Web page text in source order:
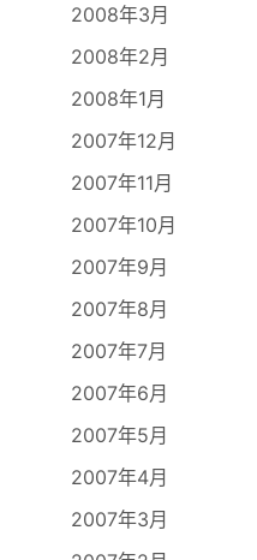
2008年3月
2008年2月
2008年1月
2007年12月
2007年11月
2007年10月
2007年9月
2007年8月
2007年7月
2007年6月
2007年5月
2007年4月
2007年3月